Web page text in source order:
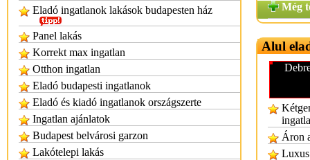
Eladó ingatlanok lakások budapesten ház
Panel lakás
Korrekt max ingatlan
Otthon ingatlan
Eladó budapesti ingatlanok
Eladó és kiadó ingatlanok országszerte
Ingatlan ajánlatok
Budapest belvárosi garzon
Lakótelepi lakás
Még
Alul
Áron